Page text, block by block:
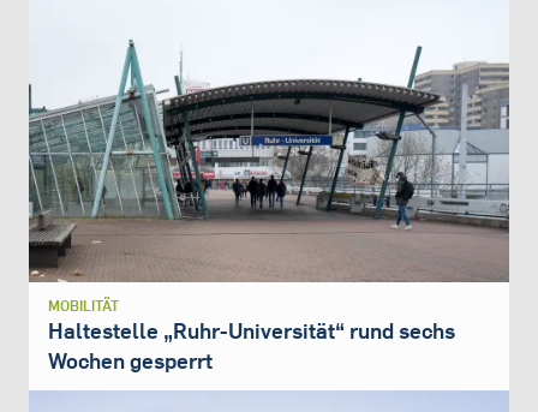
MOBILITÄT
Haltestelle „Ruhr-Universität“ rund sechs
Wochen gesperrt